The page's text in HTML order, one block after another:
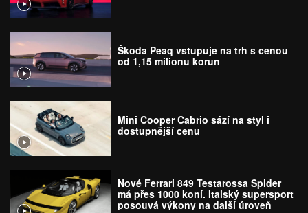
Škoda Peaq vstupuje na trh s cenou
od 1,15 milionu korun
Mini Cooper Cabrio sází na styl i
dostupnější cenu
Nové Ferrari 849 Testarossa Spider
má přes 1000 koní. Italský supersport
posouvá výkony na další úroveň